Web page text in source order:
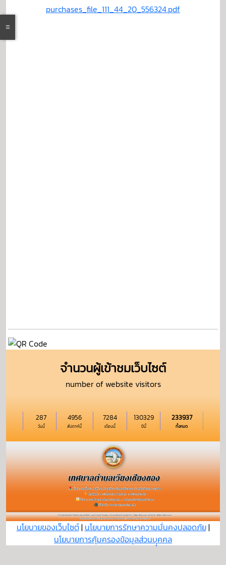
purchases_file_111_44_20_556324.pdf
จำนวนผู้เข้าชมเว็บไซต์
number of website visitors
วันนี้
287
สัปดาห์นี้
4956
เดือนนี้
7284
ปีนี้
130329
ทั้งหมด
233937
นโยบายของเว็บไซต์| นโยบายการรักษาความมั่นคงปลอดภัย|
นโยบายการคุ้มครองข้อมูลส่วนบุุคคล